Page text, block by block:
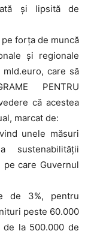
și lipsită de
forța de muncă
și regionale
care să
PENTRU
că acestea
marcat de:
unele măsuri
sustenabilității
care Guvernul
de 3%, pentru
peste 60.000
la 500.000 de